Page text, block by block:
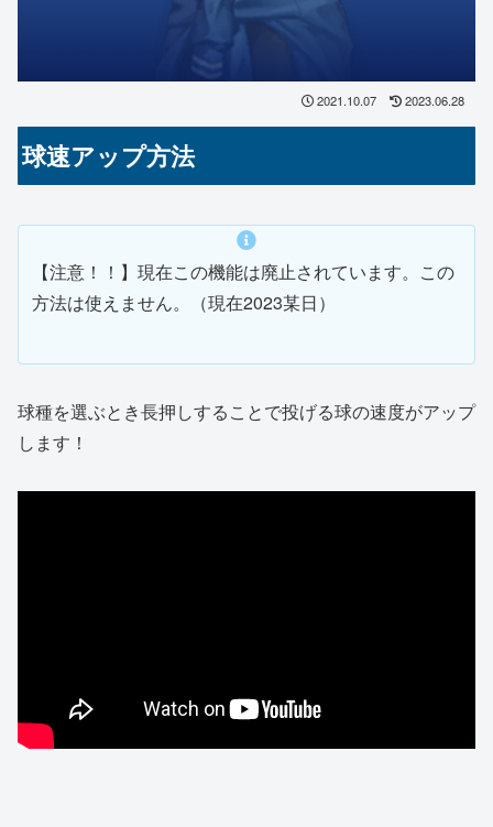
2021.10.07 2023.06.28
球速アップ方法
【注意！！】現在この機能は廃止されています。この
方法は使えません。（現在2023某日）
球種を選ぶとき長押しすることで投げる球の速度がアップ
します！